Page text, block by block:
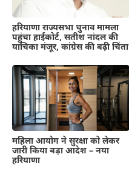
हरियाणा राज्यसभा चुनाव मामला
पहुंचा हाईकोर्ट, सतीश नांदल की
याचिका मंजूर, कांग्रेस की बढ़ी चिंता
महिला आयोग ने सुरक्षा को लेकर
जारी किया बड़ा आदेश – नया
हरियाणा